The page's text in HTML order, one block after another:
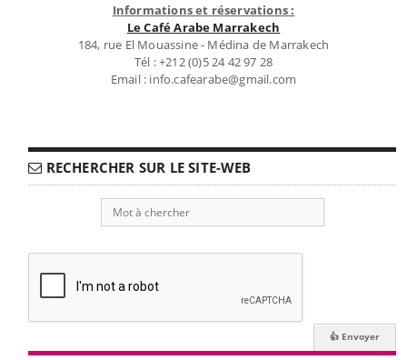
Informations et réservations :
Le Café Arabe Marrakech
184, rue El Mouassine - Médina de Marrakech
Tél : +212 (0)5 24 42 97 28
Email : info.cafearabe@gmail.com
RECHERCHER SUR LE SITE-WEB